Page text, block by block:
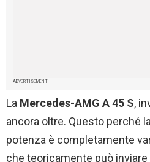
ADVERTISEMENT
La Mercedes-AMG A 45 S,
ancora oltre. Questo perché
potenza è completamente
che teoricamente può